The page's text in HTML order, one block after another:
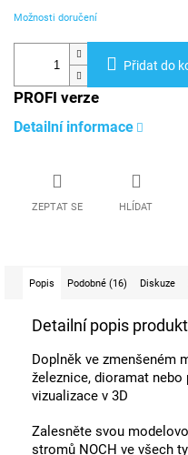
Možnosti doručení
Přidat do
PROFI verze
Detailní informace
ZEPTAT SE HLÍDAT
Popis Podobné (16) Diskuze
Detailní popis
Doplněk ve zmenšeném
železnice, dioramat
vizualizace v 3D
Zalesněte svou
stromů NOCH ve všech